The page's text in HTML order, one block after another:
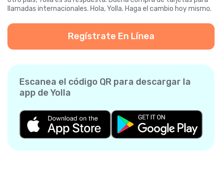
llamadas internacionales. Hola, Yolla. Haga el cambio hoy mismo.
Regístrate En Línea
Escanea el código QR para descargar la
app de Yolla